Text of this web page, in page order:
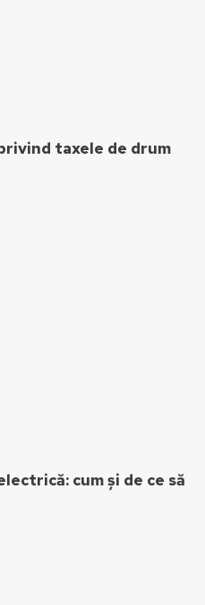
taxele de drum
cum și de ce să